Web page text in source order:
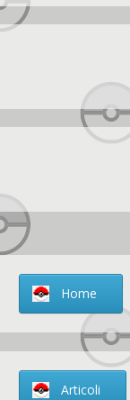
Home
Articoli